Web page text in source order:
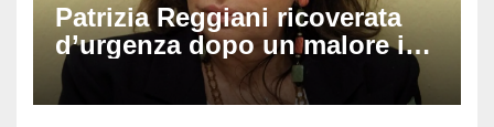
Patrizia Reggiani ricoverata
d’urgenza dopo un malore in
vacanza: come sta oggi l’ex
Lady Gucci